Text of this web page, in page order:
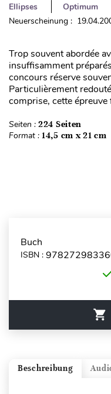
Ellipses
Optimum
Neuerscheinung :
Trop souvent abordée
insuffisamment
concours réserve
Particulièrement
comprise, cette épreuve
Seiten : 224 Seiten
Format : 14,5 cm x 21 cm
Buch
ISBN :
Beschreibung